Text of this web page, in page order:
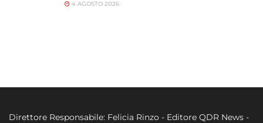
4 AGOSTO 2026
Direttore Responsabile: Felicia Rinzo - Editore QDR News -